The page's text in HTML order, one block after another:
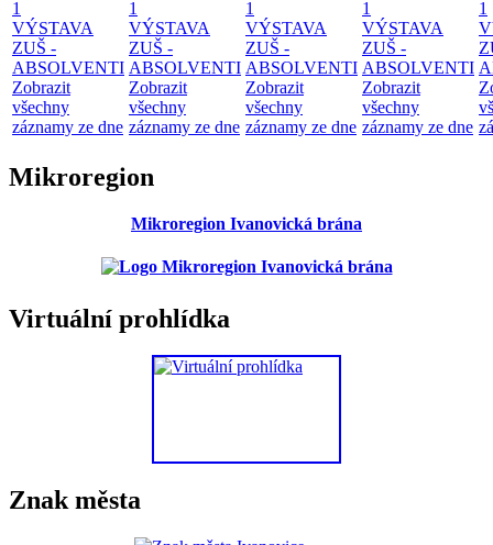
1
VÝSTAVA
ZUŠ -
ABSOLVENTI
Zobrazit
všechny
záznamy ze dne
1
VÝSTAVA
ZUŠ -
ABSOLVENTI
Zobrazit
všechny
záznamy ze dne
1
VÝSTAVA
ZUŠ -
ABSOLVENTI
Zobrazit
všechny
záznamy ze dne
1
VÝSTAVA
ZUŠ -
ABSOLVENTI
Zobrazit
všechny
záznamy ze dne
1
Mikroregion
Mikroregion Ivanovická brána
Virtuální prohlídka
Znak města